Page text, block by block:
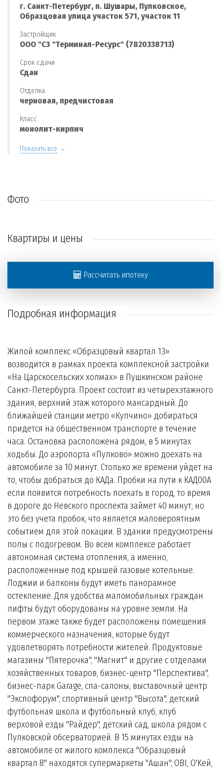
г. Санкт-Петербург, п. Шушары, Пулковское,
Образцовая улица участок 571, участок 11
Застройщик
ООО "СЗ "Терминал-Ресурс" (7820338713)
Срок сдачи
Сдан
Отделка
черновая, предчистовая
Класс
монолит-кирпич
Показать все
Фото
Квартиры и цены
Рассчитать ипотеку
Подробная информация
Жилой комплекс «Образцовый квартал 13»
возводится в рамках проекта комплексной застройки
«На Царскосельских холмах» в Пушкинском районе
Санкт-Петербурга. Проект состоит из четырехэтажного
здания, верхний этаж которого мансардный. До
ближайшей станции метро «Купчино» добираться
придется на общественном транспорте в течение
часа. Остановка расположена рядом, в 5 минутах
ходьбы. До аэропорта «Пулково» можно доехать на
автомобиле за 10 минут. Столько же времени уйдет на
то, чтобы добраться до КАДа. Пробки на пути к КАД00А
если появится потребность поехать в город, то время
в дороге до Невского проспекта займет 40 минут, но
это без учета пробок, что является маловероятным
событием для этой локации. В здании предусмотрены
полы с подогревом. Во всём комплексе работает
автономная система отопления, а именно,
расположенные под крышей газовые котельные.
Лоджии и балконы будут иметь панорамное
остекление. Для удобства маломобильных граждан
лифты будут оборудованы на уровне земли. На
первом этаже также будет расположены помещения
коммерческого назначения, которые будут
удовлетворять потребности жителей. Продуктовые
магазины "Пятерочка", "Магнит" и другие с отделами
хозяйственных товаров, бизнес-центр "Перспектива",
бизнес-парк Garage, спа-салоны, выставочный центр
"Экспофорум", спортивный центр "Высота", детский
футбольная школа и футбольный клуб, клуб
верховой езды "Райдер", детский сад, школа рядом с
Пулковской обсерваторией. В 15 минутах езды на
автомобиле от жилого комплекса "Образцовый
квартал 8" находятся супермаркеты "Ашан", OBI, O'Keй,